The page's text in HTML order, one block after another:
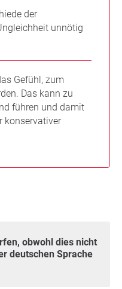
der
unnötig
Gefühl, zum
Das kann zu
führen und damit
konservativer
deutschen Sprache